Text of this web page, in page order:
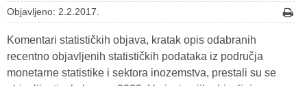
Objavljeno: 2.2.2017.
Komentari statističkih objava, kratak opis odabranih
recentno objavljenih statističkih podataka iz područja
monetarne statistike i sektora inozemstva, prestali su se